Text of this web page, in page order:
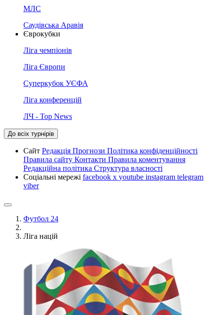
МЛС
Саудівська Аравія
Єврокубки
Ліга чемпіонів
Ліга Європи
Суперкубок УЄФА
Ліга конференцій
ЛЧ - Top News
До всіх турнірів
Сайт Редакція Прогнози Політика конфіденційності
Правила сайту Контакти Правила коментування
Редакційна політика Структура власності
Соціальні мережі facebook x youtube instagram telegram
viber
Футбол 24
Ліга націй